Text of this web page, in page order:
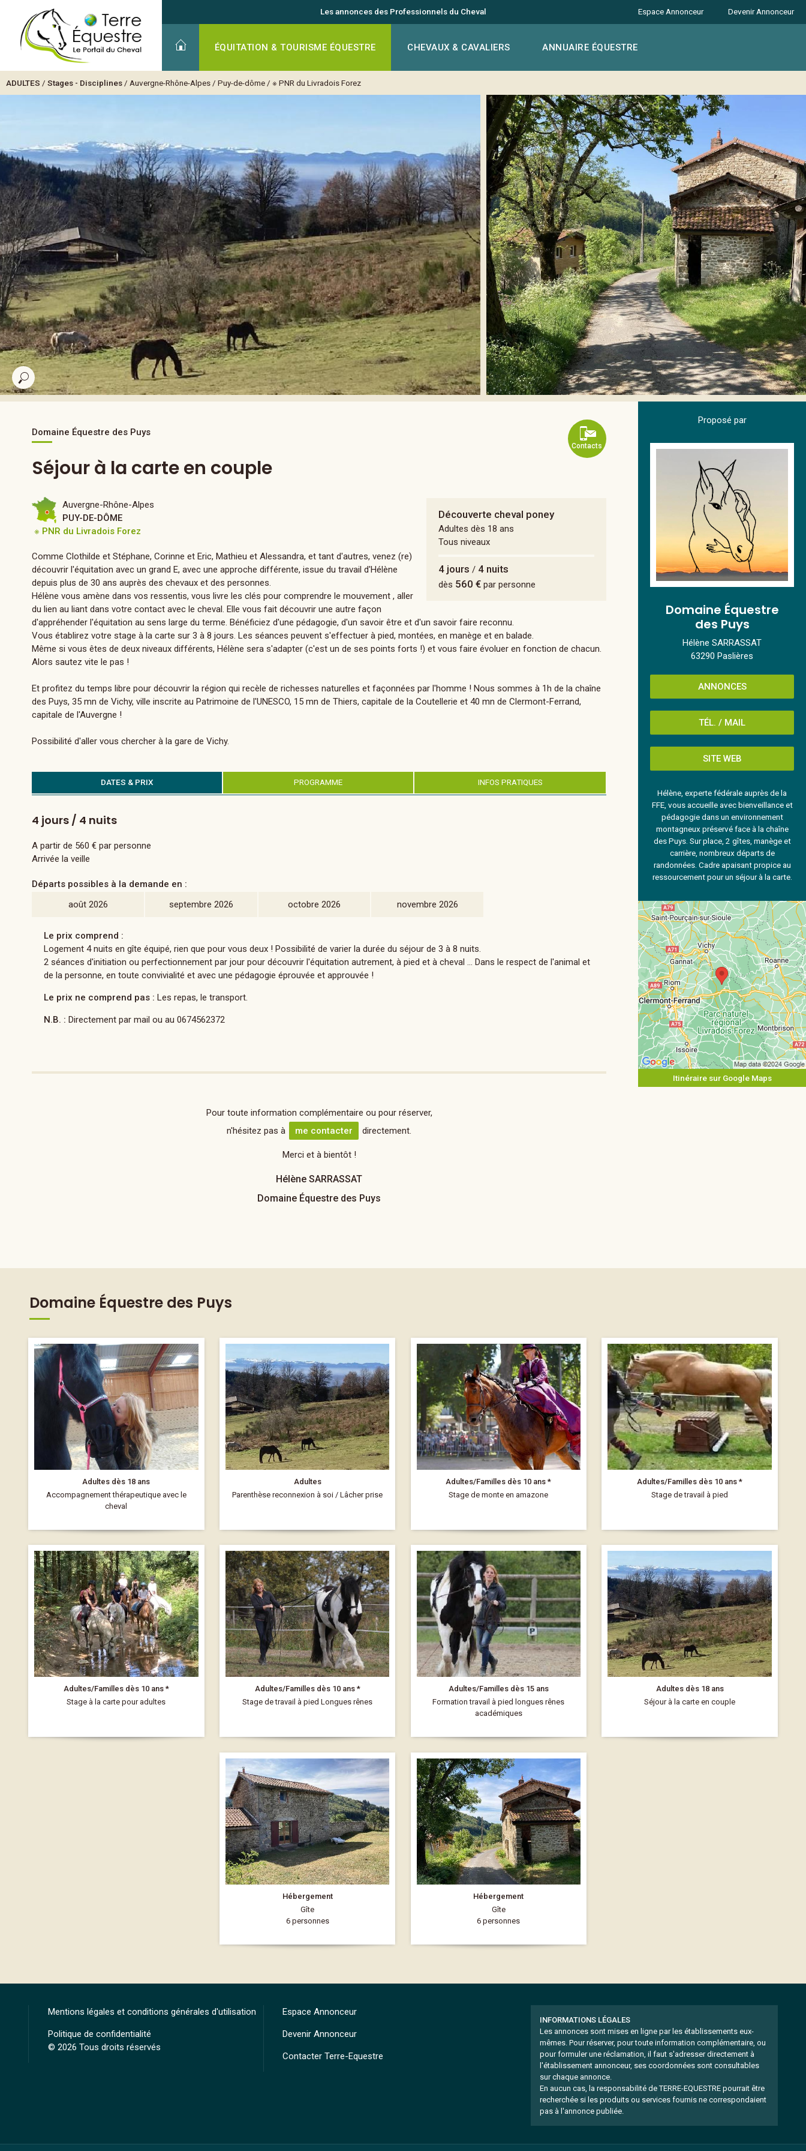
Les annonces des Professionnels du Cheval
ÉQUITATION & TOURISME ÉQUESTRE CHEVAUX & CAVALIERS ANNUAIRE ÉQUESTRE
Espace Annonceur Devenir Annonceur
ADULTES / Stages - Disciplines / Auvergne-Rhône-Alpes / Puy-de-dôme / ※ PNR du Livradois Forez
Contacts
Domaine Équestre des Puys
Séjour à la carte en couple
Découverte cheval poney
Adultes dès 18 ans
Tous niveaux
4 jours / 4 nuits
dès 560 €par personne
Auvergne-Rhône-Alpes
PUY-DE-DÔME
※ PNR du Livradois Forez
Comme Clothilde et Stéphane, Corinne et Eric, Mathieu et Alessandra, et tant d'autres, venez (re)
découvrir l'équitation avec un grand E, avec une approche différente, issue du travail d'Hélène
depuis plus de 30 ans auprès des chevaux et des personnes.
Hélène vous amène dans vos ressentis, vous livre les clés pour comprendre le mouvement , aller
du lien au liant dans votre contact avec le cheval. Elle vous fait découvrir une autre façon
d'appréhender l'équitation au sens large du terme. Bénéficiez d'une pédagogie, d'un savoir être et d'un savoir faire reconnu.
Vous établirez votre stage à la carte sur 3 à 8 jours. Les séances peuvent s'effectuer à pied, montées, en manège et en balade.
Même si vous êtes de deux niveaux différents, Hélène sera s'adapter (c'est un de ses points forts !) et vous faire évoluer en fonction de chacun.
Alors sautez vite le pas !
Et profitez du temps libre pour découvrir la région qui recèle de richesses naturelles et façonnées par l'homme ! Nous sommes à 1h de la chaîne
des Puys, 35 mn de Vichy, ville inscrite au Patrimoine de l'UNESCO, 15 mn de Thiers, capitale de la Coutellerie et 40 mn de Clermont-Ferrand,
capitale de l'Auvergne !
Possibilité d'aller vous chercher à la gare de Vichy.
DATES & PRIX PROGRAMME INFOS PRATIQUES
4 jours / 4 nuits
A partir de 560 € par personne
Arrivée la veille
Départs possibles à la demande en :
août 2026
septembre 2026 octobre 2026 novembre 2026
Le prix comprend :
Logement 4 nuits en gîte équipé, rien que pour vous deux ! Possibilité de varier la durée du séjour de 3 à 8 nuits.
2 séances d'initiation ou perfectionnement par jour pour découvrir l'équitation autrement, à pied et à cheval ... Dans le respect de l'animal et
de la personne, en toute convivialité et avec une pédagogie éprouvée et approuvée !
Le prix ne comprend pas : Les repas, le transport.
N.B. : Directement par mail ou au 0674562372
Pour toute information complémentaire ou pour réserver,
n'hésitez pas à
me contacter directement.
Merci et à bientôt !
Hélène SARRASSAT
Domaine Équestre des Puys
Proposé par
Domaine Équestre
des Puys
Hélène SARRASSAT
63290 Paslières
ANNONCES
TÉL. / MAIL
SITE WEB
Hélène, experte fédérale auprès de la
FFE, vous accueille avec bienveillance et
pédagogie dans un environnement
montagneux préservé face à la chaîne
des Puys. Sur place, 2 gîtes, manège et
carrière, nombreux départs de
randonnées. Cadre apaisant propice au
ressourcement pour un séjour à la carte.
Itinéraire sur Google Maps
Domaine Équestre des Puys
Adultes dès 18 ans
Accompagnement thérapeutique avec le
cheval
Adultes
Parenthèse reconnexion à soi / Lâcher prise
Adultes/Familles dès 10 ans *
Stage de monte en amazone
Adultes/Familles dès 10 ans *
Stage de travail à pied
Adultes/Familles dès 10 ans *
Stage à la carte pour adultes
Adultes/Familles dès 10 ans *
Stage de travail à pied Longues rênes
Adultes/Familles dès 15 ans
Formation travail à pied longues rênes
académiques
Adultes dès 18 ans
Séjour à la carte en couple
Hébergement
Gîte
6 personnes
Hébergement
Gîte
6 personnes
INFORMATIONS LÉGALES
Les annonces sont mises en ligne par les établissements eux-
mêmes.Pour réserver, pour toute information complémentaire, ou
pour formuler une réclamation, il faut s'adresser directement à
l'établissement annonceur, ses coordonnées sont consultables
sur chaque annonce.
En aucun cas, la responsabilité de TERRE-EQUESTRE pourrait être
recherchée si les produits ou services fournis ne correspondaient
pas à l'annonce publiée.
Mentions légales et conditions générales d'utilisation
Politique de confidentialité
© 2026 Tous droits réservés
Espace Annonceur
Devenir Annonceur
Contacter Terre-Equestre